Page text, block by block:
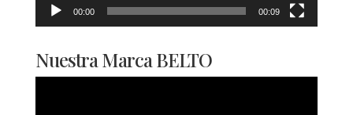
00:00 00:09
Nuestra Marca BELTO